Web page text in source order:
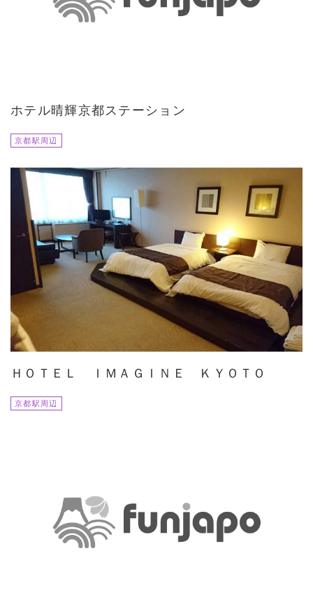
ホテル晴輝京都ステーション
京都駅周辺
ＨＯＴＥＬ ＩＭＡＧＩＮＥ ＫＹＯＴＯ
京都駅周辺